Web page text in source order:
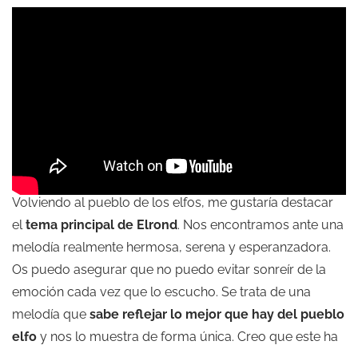
Volviendo al pueblo de los elfos, me gustaría destacar
eltema principal de Elrond. Nos encontramos ante una
melodía realmente hermosa, serena y esperanzadora.
Os puedo asegurar que no puedo evitar sonreír de la
emoción cada vez que lo escucho. Se trata de una
melodía que sabe reflejar lo mejor que hay del pueblo
elfo y nos lo muestra de forma única. Creo que este ha